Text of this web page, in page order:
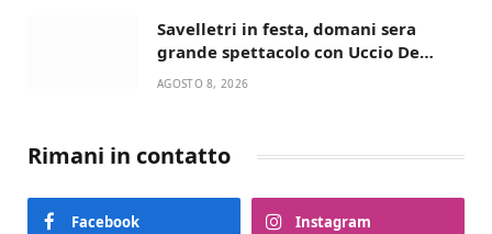
Savelletri in festa, domani sera
grande spettacolo con Uccio De
Santis
AGOSTO 8, 2026
Rimani in contatto
Facebook Instagram